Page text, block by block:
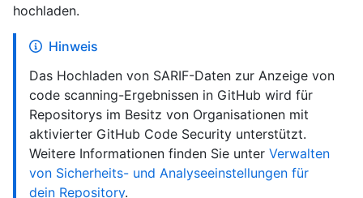
hochladen.
Hinweis
Das Hochladen von SARIF-Daten zur Anzeige von
code scanning-Ergebnissen in GitHub wird für
Repositorys im Besitz von Organisationen mit
aktivierter GitHub Code Security unterstützt.
Weitere Informationen finden Sie unter Verwalten
von Sicherheits- und Analyseeinstellungen für
dein Repository.